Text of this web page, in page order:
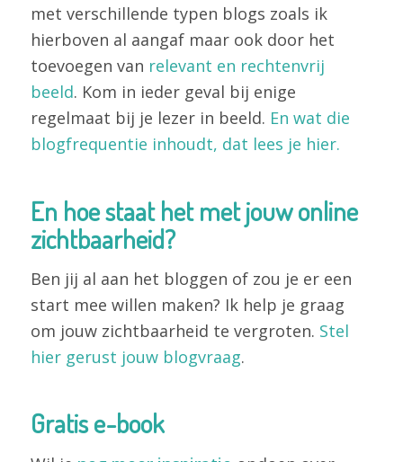
met verschillende typen blogs zoals ik
hierboven al aangaf maar ook door het
toevoegen van relevant en rechtenvrij
beeld. Kom in ieder geval bij enige
regelmaat bij je lezer in beeld. En wat die
blogfrequentie inhoudt, dat lees je hier.
En hoe staat het met jouw online
zichtbaarheid?
Ben jij al aan het bloggen of zou je er een
start mee willen maken? Ik help je graag
om jouw zichtbaarheid te vergroten. Stel
hier gerust jouw blogvraag.
Gratis e-book